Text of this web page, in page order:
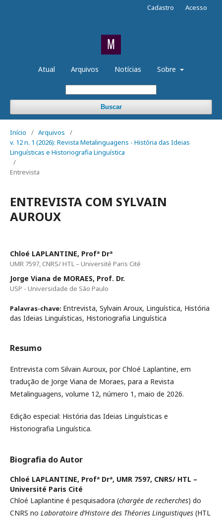
Atual Arquivos Notícias Sobre
Buscar
Cadastro Acesso
Início / Arquivos
/
v. 12 n. 1 (2026): Revista Metalinguagens - História das Ideias
Linguísticas e Historiografia Linguística
/
Entrevista
ENTREVISTA COM SYLVAIN
AUROUX
Chloé LAPLANTINE, Profª Drª
UMR 7597, CNRS/ HTL – Université Paris Cité
Jorge Viana de MORAES, Prof. Dr.
USP - Universidade de São Paulo
Palavras-chave: Entrevista, Sylvain Aroux, Linguística, História
das Ideias Linguísticas, Historiografia Linguística
Resumo
Entrevista com Silvain Auroux, por Chloé Laplantine, em
tradução de Jorge Viana de Moraes, para a Revista
Metalinguagens, volume 12, número 1, maio de 2026.
Edição especial: História das Ideias Linguísticas e
Historiografia Linguística.
Biografia do Autor
Chloé LAPLANTINE, Profª Drª, UMR 7597, CNRS/ HTL –
Université Paris Cité
Chloé Laplantine é pesquisadora (chargée de recherches) do
CNRS no Laboratoire d’Histoire des Théories Linguistiques (HTL